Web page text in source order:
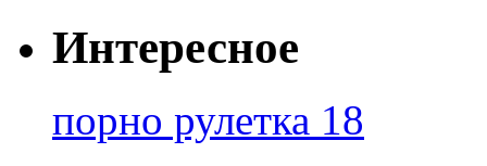
Интересное
порно рулетка 18